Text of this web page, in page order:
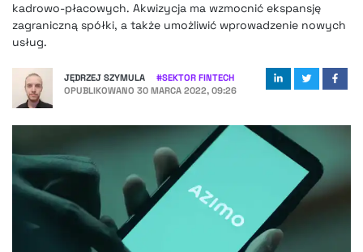
OKIEM EKSPERTA
kadrowo-płacowych. Akwizycja ma wzmocnić ekspansję
zagraniczną spółki, a także umożliwić wprowadzenie nowych
usług.
JĘDRZEJ SZYMULA #SEKTOR FINTECH
OPUBLIKOWANO 30 MARCA 2022, 09:26